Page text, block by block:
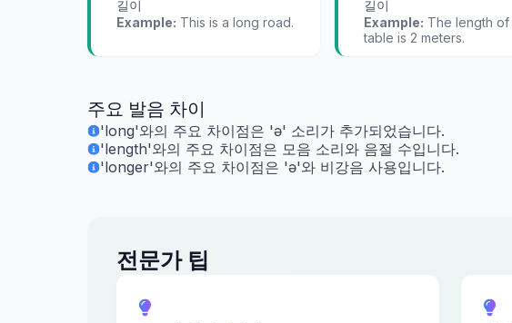
길이
Example: This is a long road.
길이
Example: The length of
table is 2 meters.
주요 발음 차이
'long'와의 주요 차이점은 'ə' 소리가 추가되었습니다.
'length'와의 주요 차이점은 모음 소리와 음절 수입니다.
'longer'와의 주요 차이점은 'ə'와 비강음 사용입니다.
전문가 팁